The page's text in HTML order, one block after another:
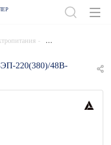
-
220(380)/48B-